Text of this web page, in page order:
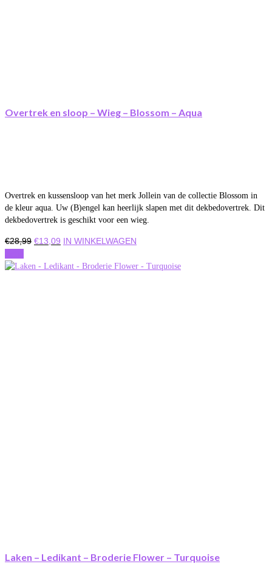
Overtrek en sloop – Wieg – Blossom – Aqua
Overtrek en kussensloop van het merk Jollein van de collectie Blossom in
de kleur aqua. Uw (B)engel kan heerlijk slapen met dit dekbedovertrek. Dit
dekbedovertrek is geschikt voor een wieg.
€28,99 Oorspronkelijke
was:
€13,09 Huidige
is:
IN WINKELWAGEN
Laken – Ledikant – Broderie Flower – Turquoise